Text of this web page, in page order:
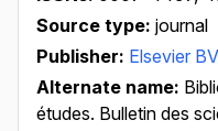
Source type: journal
Publisher: Elsevier BV
Alternate name:
études. Bulletin des